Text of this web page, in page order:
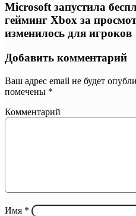
Microsoft запустила
гейминг Xbox за
изменилось для игроков
Добавить комментарий
Ваш адрес email не будет
помечены *
Комментарий
Имя *